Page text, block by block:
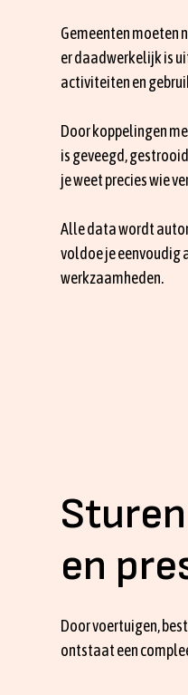
Gemeenten moeten
er daadwerkelijk is
activiteiten en
Door koppelingen
is geveegd,
je weet precies wie
Alle data wordt
voldoe je eenvoudig
werkzaamheden.
en
Door voertuigen,
ontstaat een